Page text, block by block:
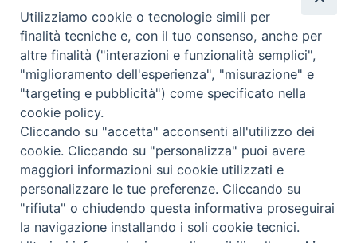
Contatti
Curia
Tel. 0771.740341
Palazzo De Vio
Tel. 0771.464088
I nostri social
Utilizziamo cookie o tecnologie simili per
finalità tecniche e, con il tuo consenso, anche per
altre finalità ("interazioni e funzionalità semplici",
"miglioramento dell'esperienza", "misurazione" e
"targeting e pubblicità") come specificato nella
cookie policy.
Cliccando su "accetta" acconsenti all'utilizzo dei
cookie. Cliccando su "personalizza" puoi avere
maggiori informazioni sui cookie utilizzati e
personalizzare le tue preferenze. Cliccando su
"rifiuta" o chiudendo questa informativa proseguirai
la navigazione installando i soli cookie tecnici.